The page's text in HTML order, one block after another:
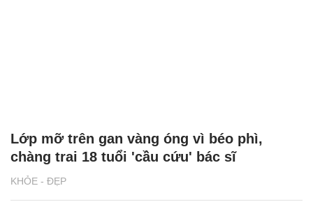
KHỎE - ĐẸP
Lớp mỡ trên gan vàng óng vì béo phì,
chàng trai 18 tuổi 'cầu cứu' bác sĩ